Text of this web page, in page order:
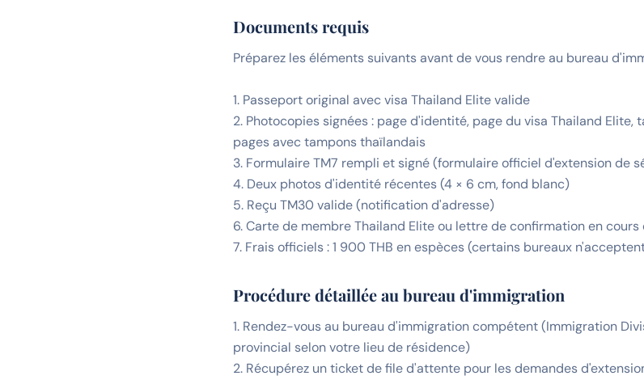
Documents requis
Préparez les éléments suivants avant de vous rendre au bureau
1. Passeport original avec visa Thailand Elite valide
2. Photocopies signées : page d'identité, page du visa Thailand
pages avec tampons thaïlandais
3. Formulaire TM7 rempli et signé (formulaire officiel d'extension de
4. Deux photos d'identité récentes (4 × 6 cm, fond blanc)
5. Reçu TM30 valide (notification d'adresse)
6. Carte de membre Thailand Elite ou lettre de confirmation en
7. Frais officiels : 1 900 THB en espèces (certains bureaux
Procédure détaillée au bureau d'immigration
1. Rendez-vous au bureau d'immigration compétent (Immigration
provincial selon votre lieu de résidence)
2. Récupérez un ticket de file d'attente pour les demandes